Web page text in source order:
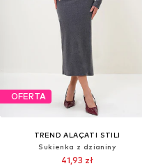
OFERTA
TREND ALAÇATI STILI
Sukienka z dzianiny
41,93 zł